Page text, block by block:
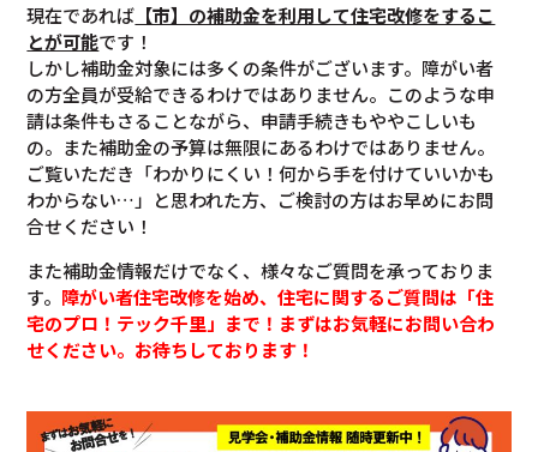
現在であれば 【市】の補助金を利用して住宅改修をするこ
とが可能です！
しかし補助金対象には多くの条件がございます。障がい者
の方全員が受給できるわけではありません。このような申
請は条件もさることながら、申請手続きもややこしいも
の。また補助金の予算は無限にあるわけではありません。
ご覧いただき「わかりにくい！何から手を付けていいかも
わからない…」と思われた方、ご検討の方はお早めにお問
合せください！
また補助金情報だけでなく、様々なご質問を承っておりま
す。 障がい者住宅改修を始め、住宅に関するご質問は「住
宅のプロ！テック千里」まで！まずはお気軽にお問い合わ
せください。お待ちしております！